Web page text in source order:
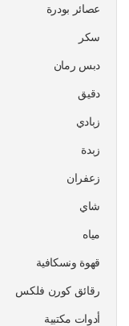
عصائر بودرة
سكر
دبس رمان
دقيق
زبادي
زبدة
زعفران
شاي
مياه
قهوة ونسكافية
رقائق كورن فلكس
أدوات مكتبية